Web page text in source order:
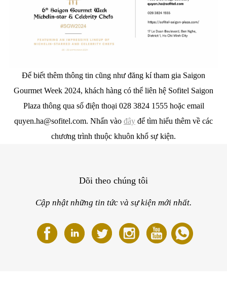
Để biết thêm thông tin cũng như đăng kí tham gia Saigon
Gourmet Week 2024, khách hàng có thể liên hệ Sofitel Saigon
Plaza thông qua số điện thoại 028 3824 1555 hoặc email
quyen.ha@sofitel.com. Nhấn vào đây để tìm hiểu thêm về các
chương trình thuộc khuôn khổ sự kiện.
Dõi theo chúng tôi
Cập nhật những tin tức và sự kiện mới nhất.